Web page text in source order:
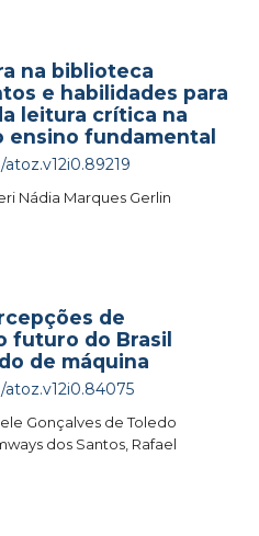
na biblioteca
e habilidades para
leitura crítica na
ensino fundamental
Nádia Marques Gerlin
de
futuro do Brasil
de máquina
Gonçalves de Toledo
dos Santos, Rafael